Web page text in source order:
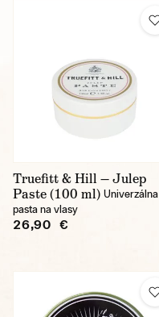
Truefitt & Hill — Julep
Paste (100 ml) Univerzálna
pasta na vlasy
26,90 €